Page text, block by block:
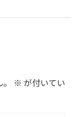
※ が付いてい